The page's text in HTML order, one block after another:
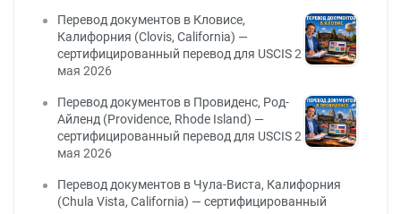
Перевод документов в Кловисе,
Калифорния (Clovis, California) —
сертифицированный перевод для USCIS2
мая 2026
Перевод документов в Провиденс, Род-
Айленд (Providence, Rhode Island) —
сертифицированный перевод для USCIS2
мая 2026
Перевод документов в Чула-Виста, Калифорния
(Chula Vista, California) — сертифицированный